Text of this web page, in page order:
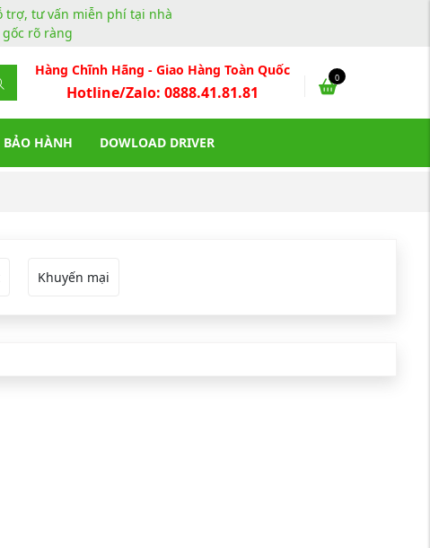
trợ, tư vấn miễn phí tại nhà
rõ ràng
Hàng Chĩnh Hãng - Giao Hàng Toàn Quốc
Hotline/Zalo: 0888.41.81.81
0
BẢO HÀNH DOWLOAD DRIVER
Khuyến mại